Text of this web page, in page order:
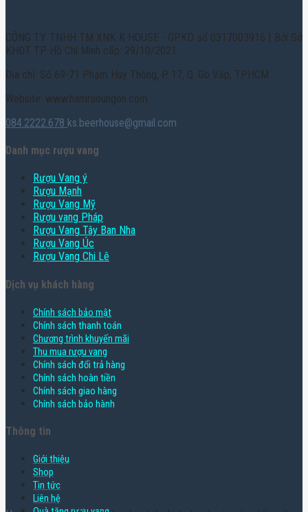
CÔNG TY TNHH TM XNK K HOUSE - GPKD số 0317003916 | Bởi Sở
KHĐT TP. Hồ Chí Minh cấp: 29/10/2021
Địa chỉ: Số 69-71 Phạm Huy Thông, P. 17, Q. Gò Vấp, TPHCM
Website: www.hamruoungon.com
084.2222.678 ks.beerhouse@gmail.com
Danh mục rượu vang
Rượu Vang ý
Rượu Mạnh
Rượu Vang Mỹ
Rượu vang Pháp
Rượu Vang Tây Ban Nha
Rượu Vang Úc
Rượu Vang Chi Lê
Dịch vụ khách hàng
Chính sách bảo mật
Chính sách thanh toán
Chương trình khuyến mãi
Thu mua rượu vang
Chính sách đổi trả hàng
Chính sách hoàn tiền
Chính sách giao hàng
Chính sách bảo hành
Thông tin
Giới thiệu
Shop
Tin tức
Liên hệ